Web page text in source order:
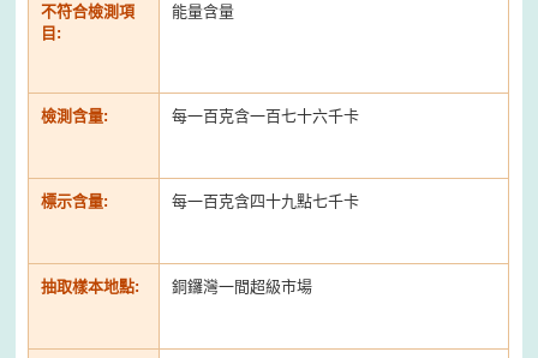
不符合檢測項
目:
能量含量
檢測含量: 每一百克含一百七十六千卡
標示含量: 每一百克含四十九點七千卡
抽取樣本地點: 銅鑼灣一間超級市場